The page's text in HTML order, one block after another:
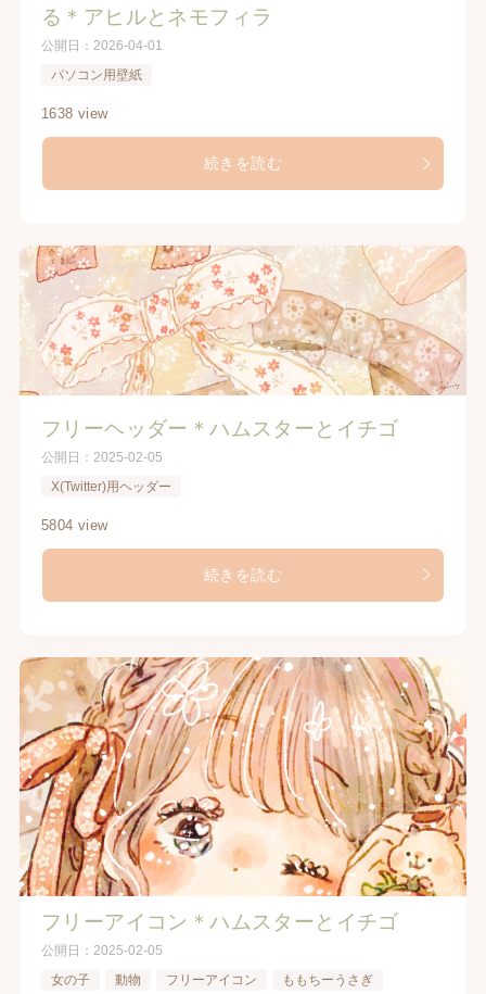
る＊アヒルとネモフィラ
公開日： 2026-04-01
パソコン用壁紙
1638 view
続きを読む
フリーヘッダー＊ハムスターとイチゴ
公開日： 2025-02-05
X(Twitter)用ヘッダー
5804 view
続きを読む
フリーアイコン＊ハムスターとイチゴ
公開日： 2025-02-05
女の子
動物 フリーアイコン ももちーうさぎ